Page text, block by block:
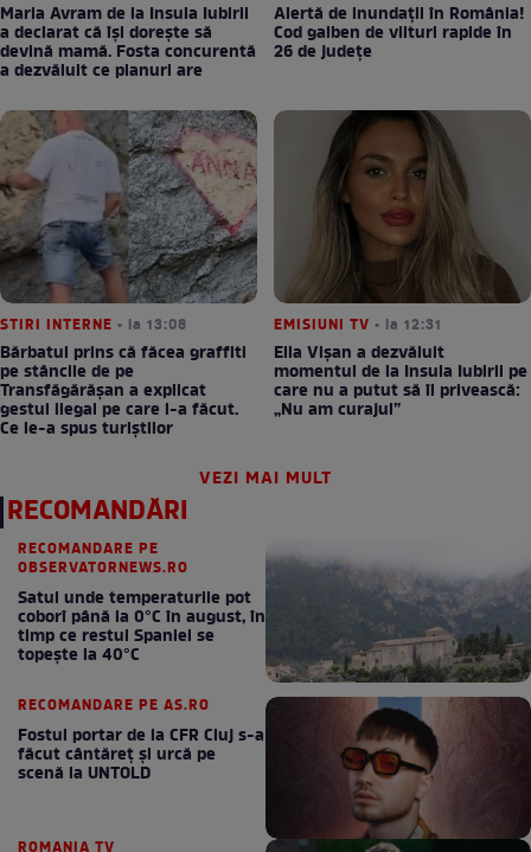
Maria Avram de la Insula Iubirii
a declarat că își dorește să
devină mamă. Fosta concurentă
a dezvăluit ce planuri are
Alertă de inundații în România!
Cod galben de viituri rapide în
26 de județe
STIRI INTERNE • la 13:08
Bărbatul prins că făcea graffiti
pe stâncile de pe
Transfăgărășan a explicat
gestul ilegal pe care l-a făcut.
Ce le-a spus turiștilor
EMISIUNI TV • la 12:31
Ella Vișan a dezvăluit
momentul de la Insula Iubirii pe
care nu a putut să îl privească:
„Nu am curajul”
VEZI MAI MULT
RECOMANDĂRI
RECOMANDARE PE
OBSERVATORNEWS.RO
Satul unde temperaturile pot
coborî până la 0°C în august, în
timp ce restul Spaniei se
topește la 40°C
RECOMANDARE PE AS.RO
Fostul portar de la CFR Cluj s-a
făcut cântăreţ şi urcă pe
scenă la UNTOLD